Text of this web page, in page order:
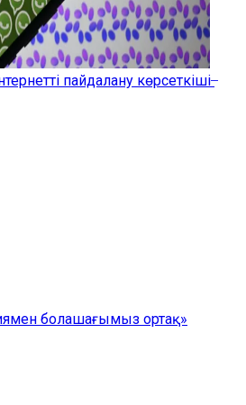
пайдалану көрсеткіші
болашағымыз ортақ»